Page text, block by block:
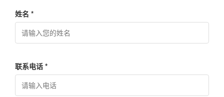
姓名 *
联系电话 *